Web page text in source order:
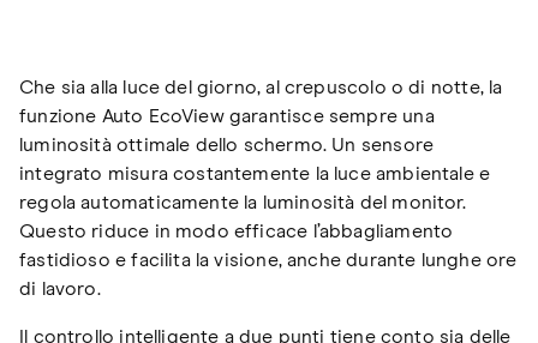
Che sia alla luce del giorno, al crepuscolo o di notte, la
funzione Auto EcoView garantisce sempre una
luminosità ottimale dello schermo. Un sensore
integrato misura costantemente la luce ambientale e
regola automaticamente la luminosità del monitor.
Questo riduce in modo efficace l’abbagliamento
fastidioso e facilita la visione, anche durante lunghe ore
di lavoro.
Il controllo intelligente a due punti tiene conto sia delle